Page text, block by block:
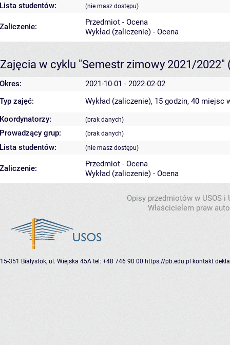
Lista studentów:
(nie masz dostępu)
Zaliczenie:
Przedmiot - Ocena
Wykład (zaliczenie) - Ocena
Zajęcia w cyklu "Semestr zimowy 2021/2022"
Okres:
2021-10-01 - 2022-02-02
Typ zajęć:
Wykład (zaliczenie), 15 godzin, 40 miejsc
Koordynatorzy:
(brak danych)
Prowadzący grup: (brak danych)
Lista studentów: (nie masz dostępu)
Zaliczenie:
Przedmiot - Ocena
Wykład (zaliczenie) - Ocena
Opisy przedmiotów w USOS
Właścicielem praw
15-351 Białystok, ul. Wiejska 45A tel: +48 746 90 00 https://pb.edu.pl kontakt